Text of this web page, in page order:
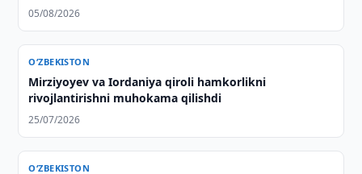
05/08/2026
O‘ZBEKISTON
Mirziyoyev va Iordaniya qiroli hamkorlikni
rivojlantirishni muhokama qilishdi
25/07/2026
O‘ZBEKISTON